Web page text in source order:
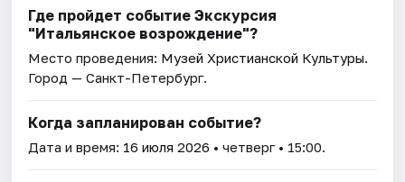
Где пройдет событие Экскурсия
"Итальянское возрождение"?
Место проведения: Музей Христианской Культуры.
Город — Санкт-Петербург.
Когда запланирован событие?
Дата и время: 16 июля 2026 • четверг • 15:00.